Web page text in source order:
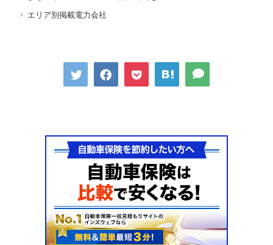
エリア別掲載電力会社